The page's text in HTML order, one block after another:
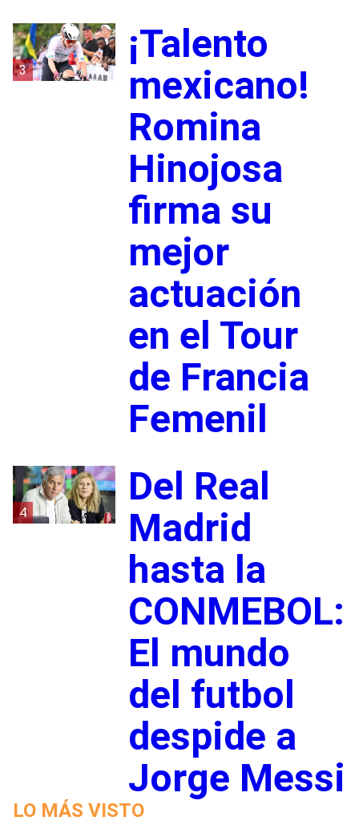
3
¡Talento
mexicano!
Romina
Hinojosa
firma su
mejor
actuación
en el Tour
de Francia
Femenil
4
Del Real
Madrid
hasta la
CONMEBOL:
El mundo
del futbol
despide a
Jorge Messi
LO MÁS VISTO